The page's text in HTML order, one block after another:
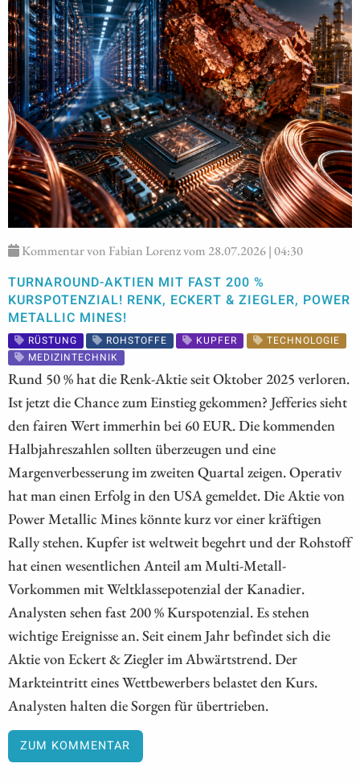
Kommentar von Fabian Lorenz vom 28.07.2026 | 04:30
TURNAROUND-AKTIEN MIT FAST 200 %
KURSPOTENZIAL! RENK, ECKERT & ZIEGLER, POWER
METALLIC MINES!
RÜSTUNG ROHSTOFFE KUPFER
TECHNOLOGIE
MEDIZINTECHNIK
Rund 50 % hat die Renk-Aktie seit Oktober 2025 verloren.
Ist jetzt die Chance zum Einstieg gekommen? Jefferies sieht
den fairen Wert immerhin bei 60 EUR. Die kommenden
Halbjahreszahlen sollten überzeugen und eine
Margenverbesserung im zweiten Quartal zeigen. Operativ
hat man einen Erfolg in den USA gemeldet. Die Aktie von
Power Metallic Mines könnte kurz vor einer kräftigen
Rally stehen. Kupfer ist weltweit begehrt und der Rohstoff
hat einen wesentlichen Anteil am Multi-Metall-
Vorkommen mit Weltklassepotenzial der Kanadier.
Analysten sehen fast 200 % Kurspotenzial. Es stehen
wichtige Ereignisse an. Seit einem Jahr befindet sich die
Aktie von Eckert & Ziegler im Abwärtstrend. Der
Markteintritt eines Wettbewerbers belastet den Kurs.
Analysten halten die Sorgen für übertrieben.
ZUM KOMMENTAR